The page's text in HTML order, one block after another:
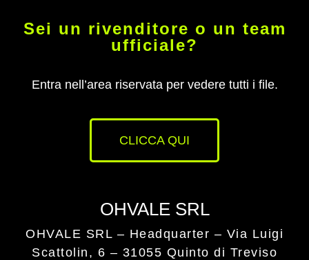
Sei un rivenditore o un team
ufficiale?
Entra nell’area riservata per vedere tutti i file.
CLICCA QUI
OHVALE SRL
OHVALE SRL – Headquarter – Via Luigi
Scattolin, 6 – 31055 Quinto di Treviso